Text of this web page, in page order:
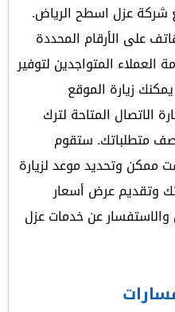
شركة عزل اسطح الرياض.
على الأرقام المحددة
المتواجدين لتوفير
زيارة الموقع
الاتصال المتاحة لترك
متطلباتك. ستقوم
ممكن وتحديد موعد لزيارة
وتقديم عرض أسعار
والاستفسار عن خدمات عزل